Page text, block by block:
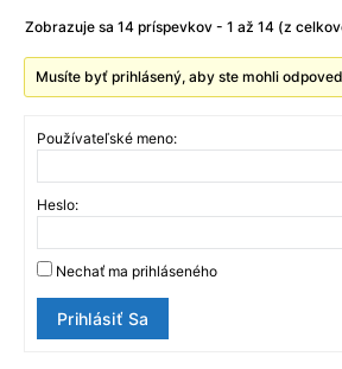
Zobrazuje sa 14 príspevkov - 1 až 14 (z
Musíte byť prihlásený, aby ste mohli
Používateľské meno:
Heslo:
Nechať ma prihláseného
Prihlásiť Sa